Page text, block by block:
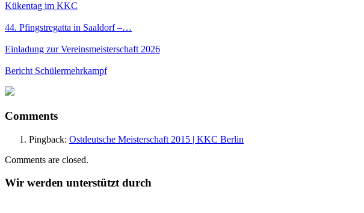
Kükentag im KKC
44. Pfingstregatta in Saaldorf –…
Einladung zur Vereinsmeisterschaft 2026
Bericht Schülermehrkampf
Comments
Pingback: Ostdeutsche Meisterschaft 2015 | KKC Berlin
Comments are closed.
Wir werden unterstützt durch